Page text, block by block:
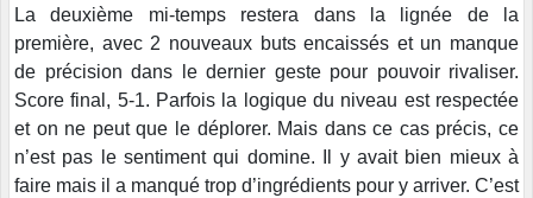
La deuxième mi-temps restera dans la lignée de la
première, avec 2 nouveaux buts encaissés et un manque
de précision dans le dernier geste pour pouvoir rivaliser.
Score final, 5-1. Parfois la logique du niveau est respectée
et on ne peut que le déplorer. Mais dans ce cas précis, ce
n’est pas le sentiment qui domine. Il y avait bien mieux à
faire mais il a manqué trop d’ingrédients pour y arriver. C’est